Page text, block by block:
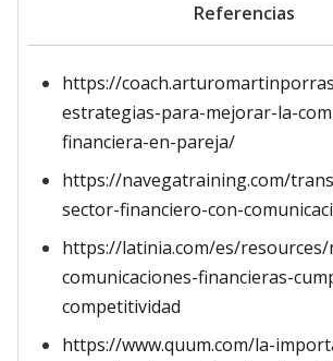
Referencias
https://
estrategias-para-mejorar-la-
financiera-en-pareja/
https://navegatraining.com/
sector-financiero-con-
https://latinia.com/es/
comunicaciones-financieras-
competitividad
https://www.quum.com/la-